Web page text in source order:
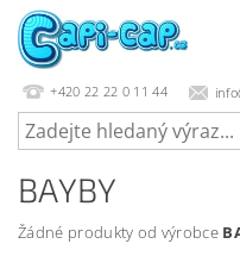
+420 22 22 0 11 44
BAYBY
Žádné produkty od výrobce